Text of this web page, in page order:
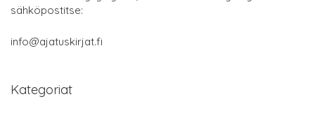
sähköpostitse:
info@ajatuskirjat.fi
Kategoriat